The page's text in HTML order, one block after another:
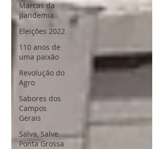
Marcas da
pandemia
Eleições 2022
110 anos de
uma paixão
Revolução do
Agro
Sabores dos
Campos
Gerais
Salva, Salve
Ponta Grossa